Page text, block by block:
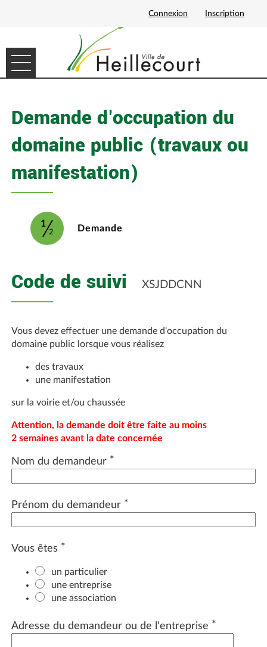
Connexion Inscription
Ouvrir le menu
MES DEMANDES
MON PROFIL
Demande d'occupation du
domaine public (travaux ou
manifestation)
Code de suivi XSJDDCNN
1
2 Demande
Vous devez effectuer une demande d'occupation du
domaine public lorsque vous réalisez
des travaux
une manifestation
sur la voirie et/ou chaussée
Attention, la demande doit être faite au moins
2 semaines avant la date concernée
Nom du demandeur *
Prénom du demandeur *
Vous êtes *
un particulier
une entreprise
une association
Adresse du demandeur ou de l'entreprise *